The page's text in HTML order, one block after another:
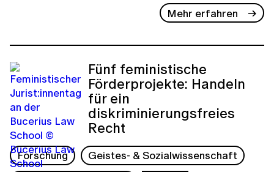
Mehr erfahren
Fünf feministische
Förderprojekte: Handeln
für ein
diskriminierungsfreies
Recht
Forschung
Geistes- & Sozialwissenschaft